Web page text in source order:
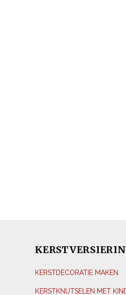
KERSTDECORATIE MAKEN
KERSTKNUTSELEN MET